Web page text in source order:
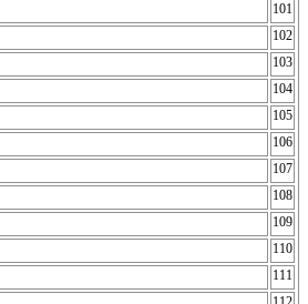
101
102
103
104
105
106
107
108
109
110
111